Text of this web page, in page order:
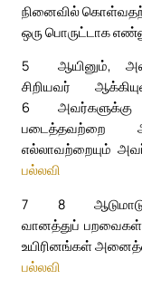
நினைவில்
ஒரு பொருட்டாக
5
ஆயினும்,
சிறியவர்
6
படைத்தவற்றை
எல்லாவற்றையும்
பல்லவி
7
8
வானத்துப்
உயிரினங்கள்
பல்லவி